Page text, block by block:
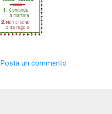
Posta un commento